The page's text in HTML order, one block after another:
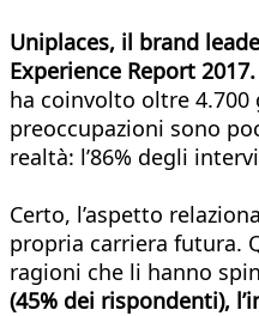
Uniplaces, il brand
Experience Report
ha coinvolto oltre
preoccupazioni sono
realtà: l’86% degli
Certo, l’aspetto
propria carriera futura.
ragioni che li hanno
(45% dei rispondenti),